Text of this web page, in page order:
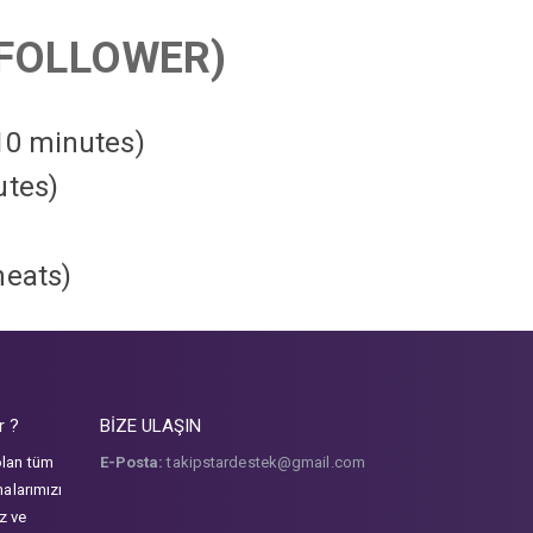
minutes)
)
?
tüm
ve
BİZE ULAŞIN
E-Posta: takipstardestek@gmail.com